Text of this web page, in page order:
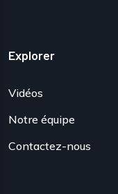
Explorer
Vidéos
Notre équipe
Contactez-nous